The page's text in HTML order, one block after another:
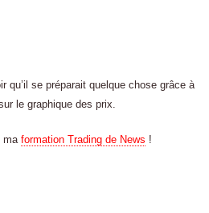
qu’il se préparait quelque chose grâce à
le graphique des prix.
ma formation Trading de News !